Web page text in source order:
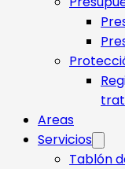
Areas
Servicios
Tablón